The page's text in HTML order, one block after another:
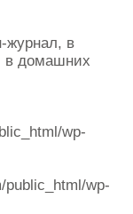
журнал, в
в домашних
wp-
public_html/wp-